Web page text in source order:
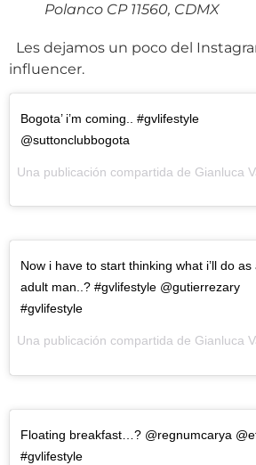
Polanco CP 11560, CDMX
Les dejamos un poco del
influencer.
Bogota’ i’m coming.. #gvlifestyle
@suttonclubbogota
Now i have to start thinking what i’ll do as
adult man..? #gvlifestyle @gutierrezary
#gvlifestyle
Floating breakfast…? @regnumcarya
#gvlifestyle